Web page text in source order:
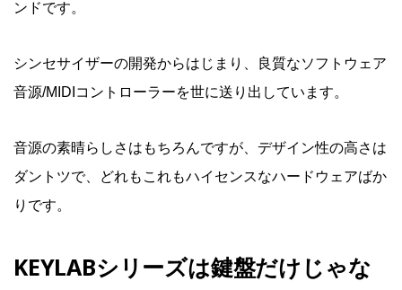
ンドです。
シンセサイザーの開発からはじまり、良質なソフトウェア
音源/MIDIコントローラーを世に送り出しています。
音源の素晴らしさはもちろんですが、デザイン性の高さは
ダントツで、どれもこれもハイセンスなハードウェアばか
りです。
KEYLABシリーズは鍵盤だけじゃな